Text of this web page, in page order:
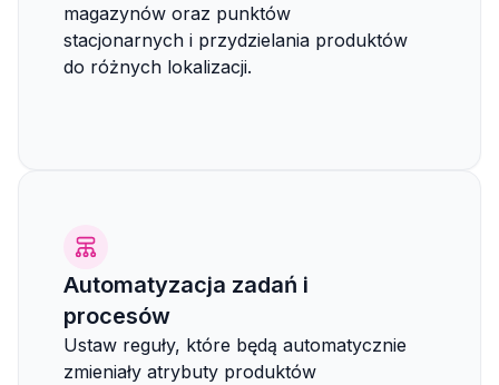
magazynów oraz punktów
stacjonarnych i przydzielania produktów
do różnych lokalizacji.
Automatyzacja zadań i
procesów
Ustaw reguły, które będą automatycznie
zmieniały atrybuty produktów